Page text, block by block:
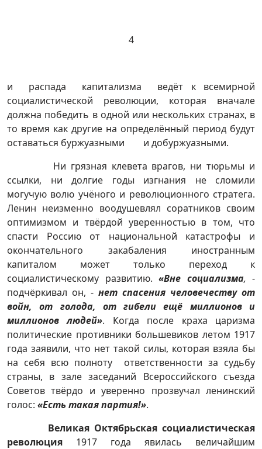
4
и распада капитализма ведёт к всемирной
социалистической революции, которая вначале
должна победить в одной или нескольких странах, в
то время как другие на определённый период будут
оставаться буржуазными и добуржуазными.
Ни грязная клевета врагов, ни тюрьмы и
ссылки, ни долгие годы изгнания не сломили
могучую волю учёного и революционного стратега.
Ленин неизменно воодушевлял соратников своим
оптимизмом и твёрдой уверенностью в том, что
спасти Россию от национальной катастрофы и
окончательного закабаления иностранным
капиталом может только переход к
социалистическому развитию. «Вне социализма, -
подчёркивал он, - нет спасения человечеству от
войн, от голода, от гибели ещё миллионов и
миллионов людей». Когда после краха царизма
политические противники большевиков летом 1917
года заявили, что нет такой силы, которая взяла бы
на себя всю полноту ответственности за судьбу
страны, в зале заседаний Всероссийского съезда
Советов твёрдо и уверенно прозвучал ленинский
голос: «Есть такая партия!».
Великая Октябрьская социалистическая
революция 1917 года явилась величайшим